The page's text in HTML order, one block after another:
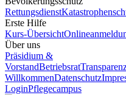
Rettungsdienst
Erste Hilfe
Kurs-Übersicht
Über uns
Präsidium &
VorstandBetriebsrat
WillkommenDatenschutz
LoginPflegecampus